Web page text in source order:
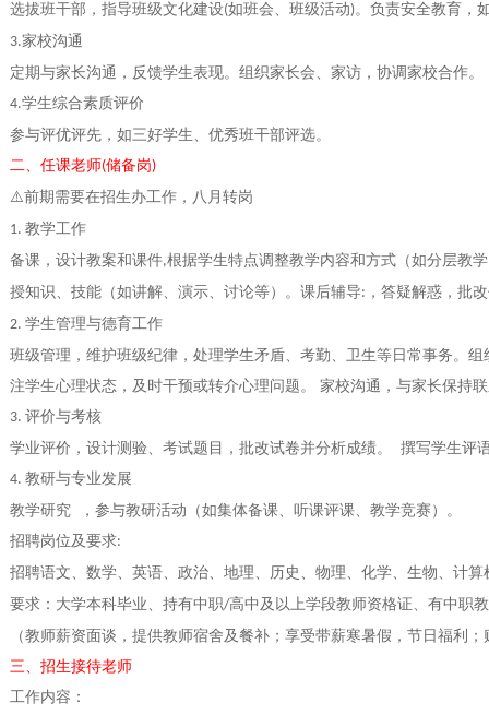
选拔班干部，指导班级文化建设(如班会、班级活动)。负责安全教育，
3.家校沟通
定期与家长沟通，反馈学生表现。组织家长会、家访，协调家校合作。
4.学生综合素质评价
参与评优评先，如三好学生、优秀班干部评选。
二、任课老师(储备岗)
⚠前期需要在招生办工作，八月转岗
1. 教学工作
备课，设计教案和课件,根据学生特点调整教学内容和方式（如分层教
授知识、技能（如讲解、演示、讨论等）。课后辅导: ，答疑解惑，批
2. 学生管理与德育工作
班级管理，维护班级纪律，处理学生矛盾、考勤、卫生等日常事务。
注学生心理状态，及时干预或转介心理问题。
家校沟通，与家长保持
3. 评价与考核
学业评价，设计测验、考试题目，批改试卷并分析成绩。
撰写学生评
4. 教研与专业发展
教学研究
，参与教研活动（如集体备课、听课评课、教学竞赛）。
招聘岗位及要求:
招聘语文、数学、英语、政治、地理、历史、物理、化学、生物、计
要求：大学本科毕业、持有中职/高中及以上学段教师资格证、有中职
（教师薪资面谈，提供教师宿舍及餐补；享受带薪寒暑假，节日福利
三、招生接待老师
工作内容：